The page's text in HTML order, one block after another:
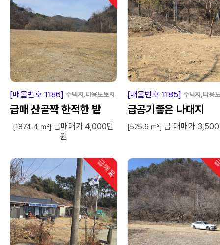
급 매 물
[매물번호 1186] 주택지,다용도토지
급매 산골짝 한적한 밭
[1874.4 ㎡] 급매매가 4,000만
원
급 매
[매물번호 1185] 주택지,다용
급공기좋은 나대지
[525.6 ㎡] 급 매매가
급매물
인기